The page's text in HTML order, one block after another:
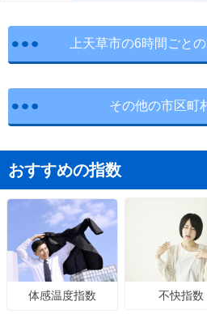
上天草市の6時間ごと
その他の市区町
おすすめの指数
体感温度指数 不快指数